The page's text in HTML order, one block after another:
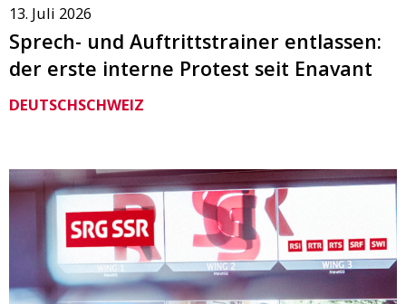
13. Juli 2026
Sprech- und Auftrittstrainer entlassen:
der erste interne Protest seit Enavant
DEUTSCHSCHWEIZ